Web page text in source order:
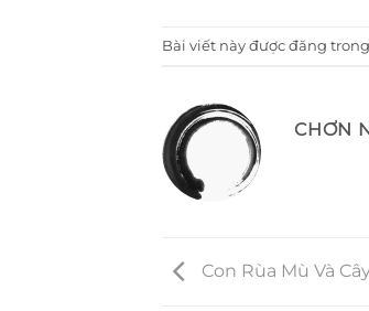
Bài viết này được đăng trong
CHƠN
Con Rùa Mù Và